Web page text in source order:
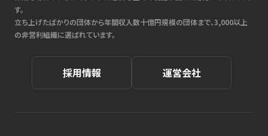
す。
立ち上げたばかりの団体から年間収入数十億円規模の団体まで、3,000以上
の非営利組織に選ばれています。
採用情報 運営会社